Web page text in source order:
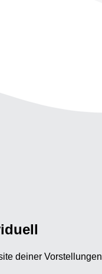
deiner Vorstellungen